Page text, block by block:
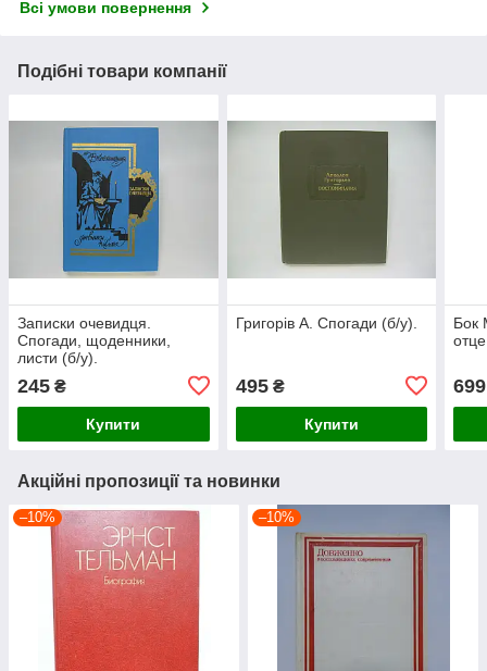
Всі умови повернення
Подібні товари компанії
Записки очевидця.
Спогади, щоденники,
листи (б/у).
245 ₴
Купити
Григорів А. Спогади (б/у).
495₴
Купити
Бок
699
Акційні пропозиції та новинки
–10% –10%